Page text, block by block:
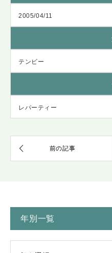
2005/04/11
テンビー
レパーティー
年別一覧